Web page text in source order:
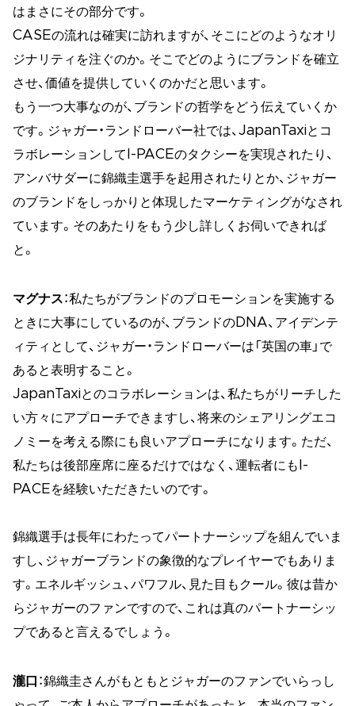
はまさにその部分です。
CASEの流れは確実に訪れますが、そこにどのようなオリ
ジナリティを注ぐのか。そこでどのようにブランドを確立
させ、価値を提供していくのかだと思います。
もう一つ大事なのが、ブランドの哲学をどう伝えていくか
です。ジャガー・ランドローバー社では、JapanTaxiとコ
ラボレーションしてI-PACEのタクシーを実現されたり、
アンバサダーに錦織圭選手を起用されたりとか、ジャガー
のブランドをしっかりと体現したマーケティングがなされ
ています。そのあたりをもう少し詳しくお伺いできれば
と。
マグナス：私たちがブランドのプロモーションを実施する
ときに大事にしているのが、ブランドのDNA、アイデンテ
ィティとして、ジャガー・ランドローバーは「英国の車」で
あると表明すること。
JapanTaxiとのコラボレーションは、私たちがリーチした
い方々にアプローチできますし、将来のシェアリングエコ
ノミーを考える際にも良いアプローチになります。ただ、
私たちは後部座席に座るだけではなく、運転者にもI-
PACEを経験いただきたいのです。
錦織選手は長年にわたってパートナーシップを組んでいま
すし、ジャガーブランドの象徴的なプレイヤーでもありま
す。エネルギッシュ、パワフル、見た目もクール。彼は昔か
らジャガーのファンですので、これは真のパートナーシッ
プであると言えるでしょう。
瀧口 ：錦織圭さんがもともとジャガーのファンでいらっし